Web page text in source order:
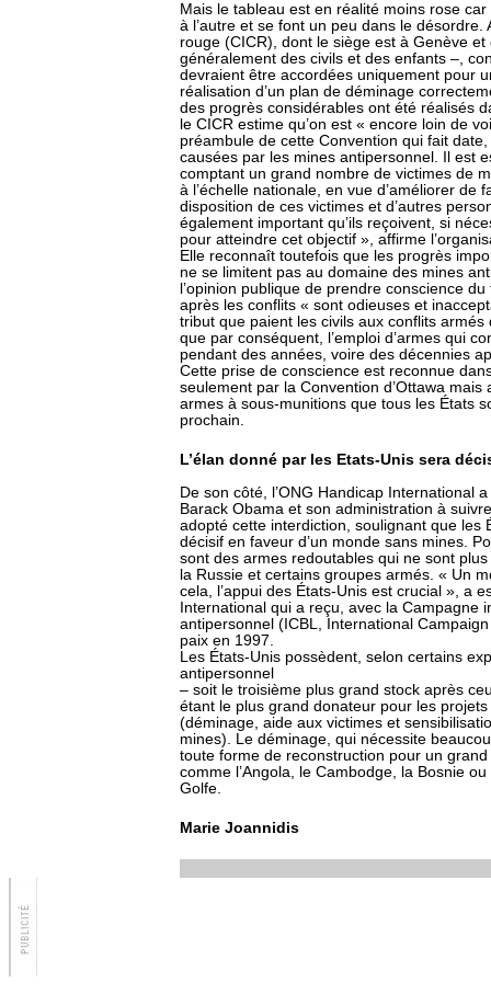
Mais le tableau est en réalité moins rose
à l’autre et se font un peu dans le
rouge (CICR), dont le siège est à Genève
généralement des civils et des enfants –,
devraient être accordées uniquement pour
réalisation d’un plan de déminage
des progrès considérables ont été réalisés
le CICR estime qu’on est « encore loin de
préambule de cette Convention qui fait
causées par les mines antipersonnel. Il est
comptant un grand nombre de victimes de
à l’échelle nationale, en vue d’améliorer de
disposition de ces victimes et d’autres
également important qu’ils reçoivent, si
pour atteindre cet objectif », affirme
Elle reconnaît toutefois que les progrès
ne se limitent pas au domaine des mines
l’opinion publique de prendre conscience
après les conflits « sont odieuses et
tribut que paient les civils aux conflits armés
que par conséquent, l’emploi d’armes qui
pendant des années, voire des décennies
Cette prise de conscience est reconnue
seulement par la Convention d’Ottawa
armes à sous-munitions que tous les États
prochain.
L’élan donné par les Etats-Unis sera
De son côté, l’ONG Handicap International
Barack Obama et son administration à
adopté cette interdiction, soulignant que les
décisif en faveur d’un monde sans mines.
sont des armes redoutables qui ne sont
la Russie et certains groupes armés. « Un
cela, l’appui des États-Unis est crucial », a
International qui a reçu, avec la Campagne
antipersonnel (ICBL, International
paix en 1997.
Les États-Unis possèdent, selon certains
antipersonnel
– soit le troisième plus grand stock après
étant le plus grand donateur pour les
(déminage, aide aux victimes et
mines). Le déminage, qui nécessite
toute forme de reconstruction pour un
comme l’Angola, le Cambodge, la Bosnie
Golfe.
Marie Joannidis